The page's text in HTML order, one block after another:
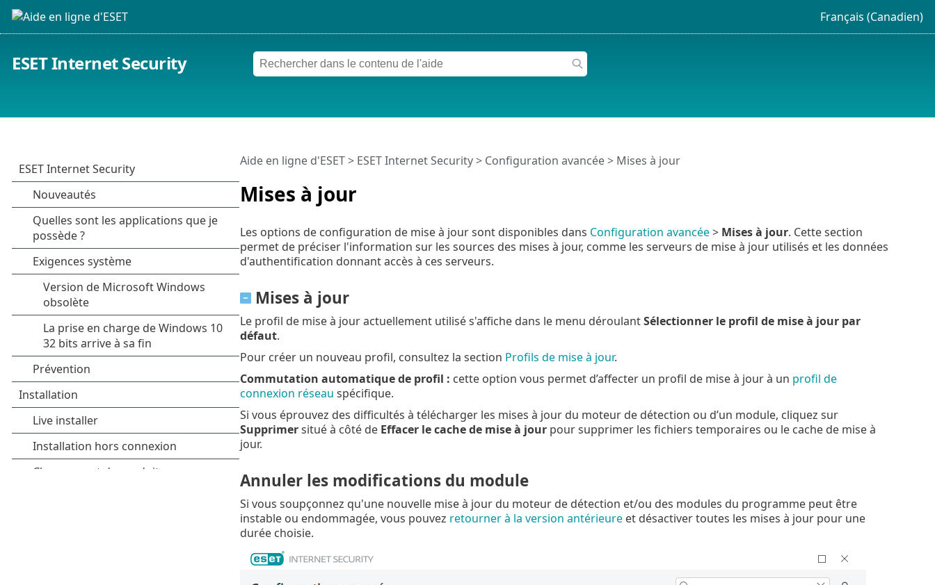
Français (Canadien)
ESET Internet Security
Mises à jour
Aide en ligne d'ESET> ESET Internet Security> Configuration avancée> Mises à jour
Les options de configuration de mise à jour sont disponibles dans Configuration avancée> Mises à jour. Cette section
permet de préciser l'information sur les sources des mises à jour, comme les serveurs de mise à jour utilisés et les données
d'authentification donnant accès à ces serveurs.
Mises à jour
Le profil de mise à jour actuellement utilisé s'affiche dans le menu déroulantSélectionner le profil de mise à jour par
défaut.
Pour créer un nouveau profil, consultez la section Profils de mise à jour.
Commutation automatique de profil : cette option vous permet d’affecter un profil de mise à jour à un profil de
connexion réseau spécifique.
Si vous éprouvez des difficultés à télécharger les mises à jour du moteur de détection ou d’un module, cliquez sur
Supprimersitué à côté de Effacer le cache de mise à jourpour supprimer les fichiers temporaires ou le cache de mise à
jour.
Annuler les modifications du module
Si vous soupçonnez qu'une nouvelle mise à jour du moteur de détection et/ou des modules du programme peut être
instable ou endommagée, vous pouvez retourner à la version antérieureet désactiver toutes les mises à jour pour une
durée choisie.